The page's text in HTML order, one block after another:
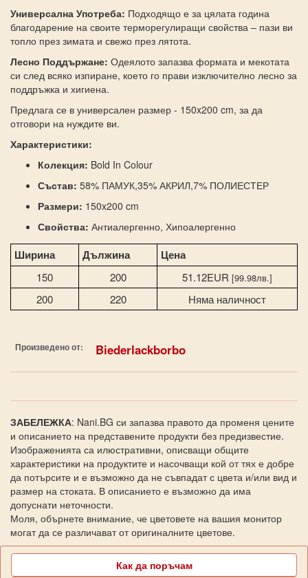
Универсална Употреба: Подходящо е за цялата година
благодарение на своите терморегулиращи свойства – пази ви
топло през зимата и свежо през лятота.
Лесно Поддържане: Одеялото запазва формата и мекотата
си след всяко изпиране, което го прави изключително лесно за
поддръжка и хигиена.
Предлага се в универсален размер - 150x200 cm, за да
отговори на нуждите ви.
Характеристики:
Колекция: Bold In Colour
Състав: 58% ПАМУК,35% АКРИЛ,7% ПОЛИЕСТЕР
Размери: 150x200 cm
Свойства: Антиалергенно, Хипоалергенно
Ширина Дължина Цена
150 200 51.12EUR [99.98лв.]
200 220 Няма наличност
Произведено от: Biederlackborbo
ЗАБЕЛЕЖКА: Nani.BG си запазва правото да променя цените
и описанието на представените продукти без предизвестие.
Изображенията са илюстративни, описващи общите
характеристики на продуктите и насочващи кой от тях е добре
да потърсите и е възможно да не съвпадат с цвета и/или вид и
размер на стоката. В описанието е възможно да има
допуснати неточности.
Моля, обърнете внимание, че цветовете на вашия монитор
могат да се различават от оригиналните цветове.
Как да поръчам